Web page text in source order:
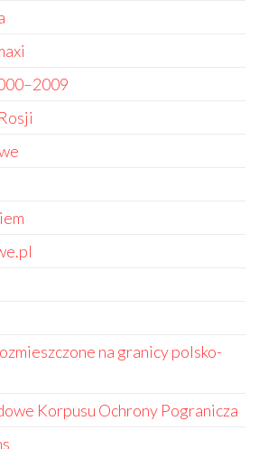
na granicy polsko-
Korpusu Ochrony Pogranicza